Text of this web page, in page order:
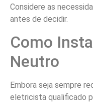
Considere as
antes de decidir.
Como
Neutro
Embora seja sempre
eletricista qualificado